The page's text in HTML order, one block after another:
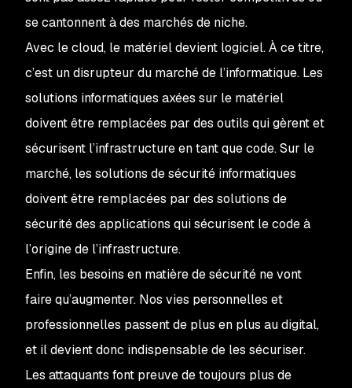
se cantonnent à des marchés de niche.
Avec le cloud, le matériel devient logiciel. À ce titre,
c’est un disrupteur du marché de l’informatique. Les
solutions informatiques axées sur le matériel
doivent être remplacées par des outils qui gèrent et
sécurisent l’infrastructure en tant que code. Sur le
marché, les solutions de sécurité informatiques
doivent être remplacées par des solutions de
sécurité des applications qui sécurisent le code à
l’origine de l’infrastructure.
Enfin, les besoins en matière de sécurité ne vont
faire qu’augmenter. Nos vies personnelles et
professionnelles passent de plus en plus au digital,
et il devient donc indispensable de les sécuriser.
Les attaquants font preuve de toujours plus de